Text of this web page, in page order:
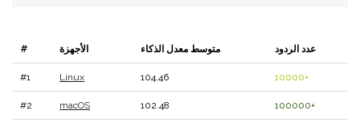
# الأجهزة متوسط ​​معدل الذكاء عدد الردود
#1 Linux 104.46 10000+
#2 macOS 102.48 100000+